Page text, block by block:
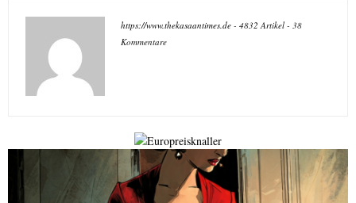
https://www.thekasaantimes.de - 4832 Artikel - 38
Kommentare